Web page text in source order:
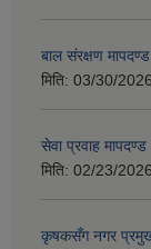
बाल संरक्षण
मिति: 03/30/
सेवा प्रवाह मापदण्ड
मिति: 02/23/
कृषकसँग नगर प्रमुख